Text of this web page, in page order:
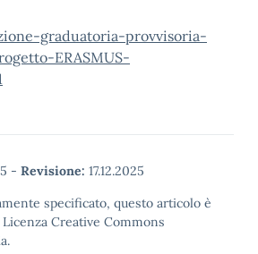
graduatoria-provvisoria-
ERASMUS-
- Revisione: 17.12.2025
specificato, questo articolo è
Creative Commons